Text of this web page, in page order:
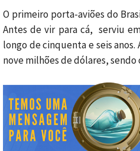
O primeiro porta-aviões do
Antes de vir para cá, serviu
longo de cinquenta e seis
nove milhões de dólares, sendo